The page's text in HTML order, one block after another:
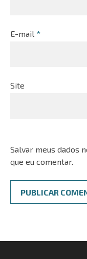
E-mail *
Site
Salvar meus dados
que eu comentar.